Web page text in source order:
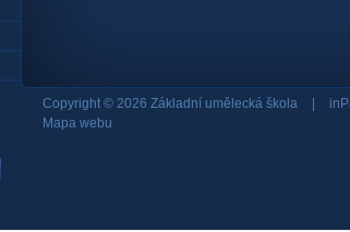
Copyright © 2026 Základní umělecká škola
Mapa webu